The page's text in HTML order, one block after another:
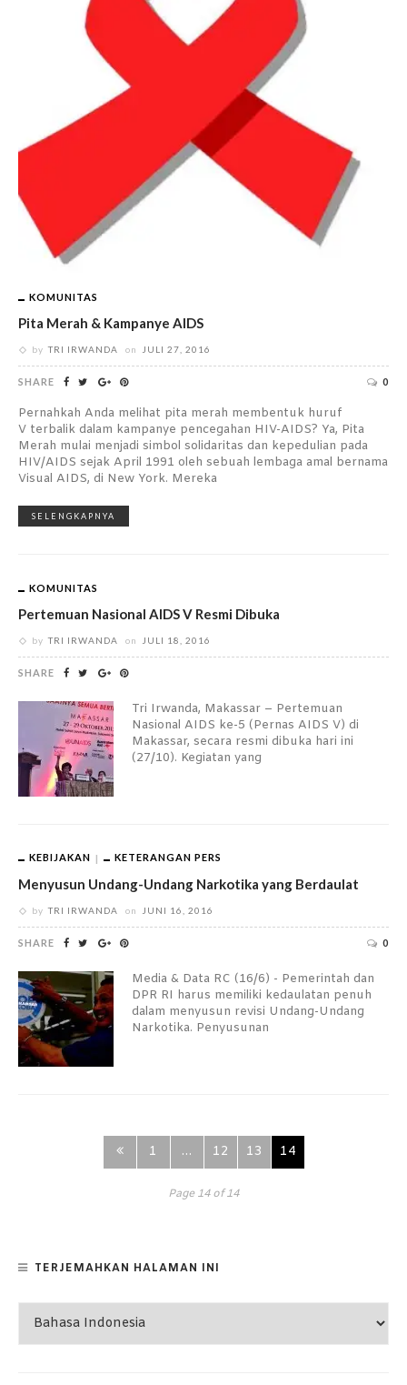
KOMUNITAS
Pita Merah & Kampanye AIDS
by TRI IRWANDA on JULI 27, 2016
SHARE 0
Pernahkah Anda melihat pita merah membentuk huruf
V terbalik dalam kampanye pencegahan HIV-AIDS? Ya, Pita
Merah mulai menjadi simbol solidaritas dan kepedulian pada
HIV/AIDS sejak April 1991 oleh sebuah lembaga amal bernama
Visual AIDS, di New York. Mereka
SELENGKAPNYA
KOMUNITAS
Pertemuan Nasional AIDS V Resmi Dibuka
by TRI IRWANDA on JULI 18, 2016
SHARE
Tri Irwanda, Makassar – Pertemuan
Nasional AIDS ke-5 (Pernas AIDS V) di
Makassar, secara resmi dibuka hari ini
(27/10). Kegiatan yang
KEBIJAKAN KETERANGAN PERS
Menyusun Undang-Undang Narkotika yang Berdaulat
by TRI IRWANDA on JUNI 16, 2016
SHARE 0
Media & Data RC (16/6) - Pemerintah dan
DPR RI harus memiliki kedaulatan penuh
dalam menyusun revisi Undang-Undang
Narkotika. Penyusunan
1 … 12 13 14
Page 14 of 14
TERJEMAHKAN HALAMAN INI